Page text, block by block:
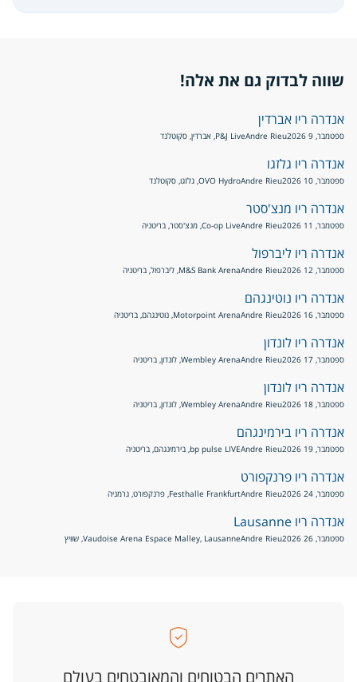
שווה לבדוק גם את אלה!
אנדרה ריו אברדין
ספטמבר, 9 2026 Andre RieuP&J Live, אברדין, סקוטלנד
אנדרה ריו גלזגו
ספטמבר, 10 2026 Andre RieuOVO Hydro, גלזגו, סקוטלנד
אנדרה ריו מנצ'סטר
ספטמבר, 11 2026 Andre RieuCo-op Live, מנצ'סטר, בריטניה
אנדרה ריו ליברפול
ספטמבר, 12 2026 Andre RieuM&S Bank Arena, ליברפול, בריטניה
אנדרה ריו נוטינגהם
ספטמבר, 16 2026 Andre RieuMotorpoint Arena, נוטינגהם, בריטניה
אנדרה ריו לונדון
ספטמבר, 17 2026 Andre RieuWembley Arena, לונדון, בריטניה
אנדרה ריו לונדון
ספטמבר, 18 2026 Andre RieuWembley Arena, לונדון, בריטניה
אנדרה ריו בירמינגהם
ספטמבר, 19 2026 Andre Rieubp pulse LIVE, בירמינגהם, בריטניה
אנדרה ריו פרנקפורט
ספטמבר, 24 2026 Andre RieuFesthalle Frankfurt, פרנקפורט, גרמניה
אנדרה ריו Lausanne
ספטמבר, 26 2026 Andre RieuVaudoise Arena Espace Malley, Lausanne, שוויץ
האתרים הבטוחים והמאובטחים בעולם